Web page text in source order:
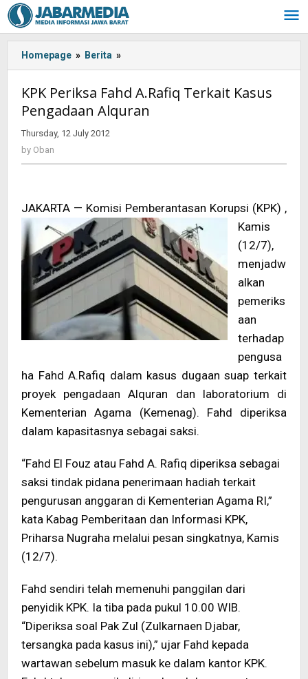
Skip
to
content
Homepage » Berita »
-:IN-
>KPK
Periksa
<!-
-
>
KPK Periksa Fahd A.Rafiq Terkait Kasus
Pengadaan Alquran
Thursday, 12 July 2012
by Oban
JAKARTA — Komisi Pemberantasan Korupsi (KPK) ,
Kamis
(12/7),
menjadw
alkan
pemeriks
aan
terhadap
pengusa
ha Fahd A.Rafiq dalam kasus dugaan suap terkait
proyek pengadaan Alquran dan laboratorium di
Kementerian Agama (Kemenag). Fahd diperiksa
dalam kapasitasnya sebagai saksi.
“Fahd El Fouz atau Fahd A. Rafiq diperiksa sebagai
saksi tindak pidana penerimaan hadiah terkait
pengurusan anggaran di Kementerian Agama RI,”
kata Kabag Pemberitaan dan Informasi KPK,
Priharsa Nugraha melalui pesan singkatnya, Kamis
(12/7).
Fahd sendiri telah memenuhi panggilan dari
penyidik KPK. Ia tiba pada pukul 10.00 WIB.
“Diperiksa soal Pak Zul (Zulkarnaen Djabar,
tersangka pada kasus ini),” ujar Fahd kepada
wartawan sebelum masuk ke dalam kantor KPK.